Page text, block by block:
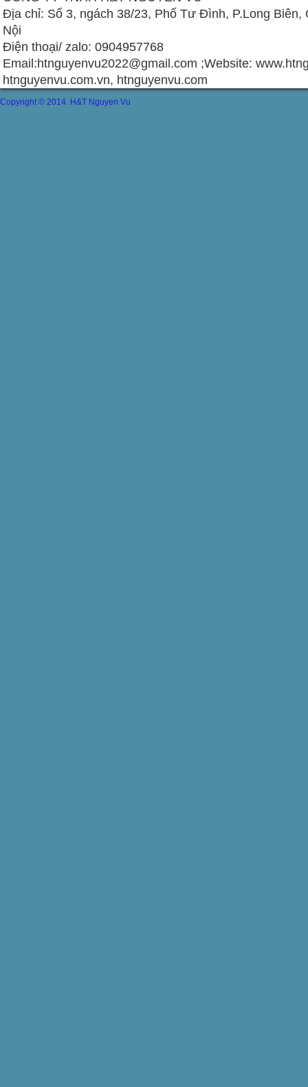
Địa chỉ: Số 3, ngách 38/23, Phố Tư Đình, P.Long Biên,
Nội
Điện thoại/ zalo: 0904957768
Email:htnguyenvu2022@gmail.com ;Website:
htnguyenvu.com.vn, htnguyenvu.com
Copyright © 2014. H&T Nguyen Vu